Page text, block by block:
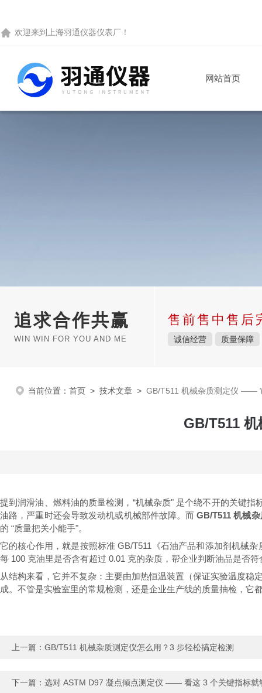
欢迎来到 上海羽通仪器仪表厂 ！
网站首页
追求合作共赢
WIN WIN FOR YOU AND ME
售前售中售后
诚信经营 质量保障
当前位置： 首页 > 技术文章 > GB/T511 机械杂质测定仪 ——
GB/T511
提到润滑油、燃料油的质量检测，“机械杂质" 是个绕不开的关键
油路，严重时还会导致发动机或机械部件故障。而GB/T511 机械
的 “质量把关小能手"。
它的核心作用，就是按照标准 GB/T511《石油产品和添加剂机械
每 100 克油里是否含有超过 0.01 克的杂质，帮企业判断油品是否
从结构来看，它并不复杂：主要由加热恒温装置（保证实验温度
成。不管是实验室里的常规检测，还是企业生产线的质量抽检，
上一篇： GB/T511 机械杂质测定仪怎么用？3 步轻松搞定检测
下一篇： 选对 ASTM D97 凝点倾点测定仪 —— 看这 3 个关键指标就